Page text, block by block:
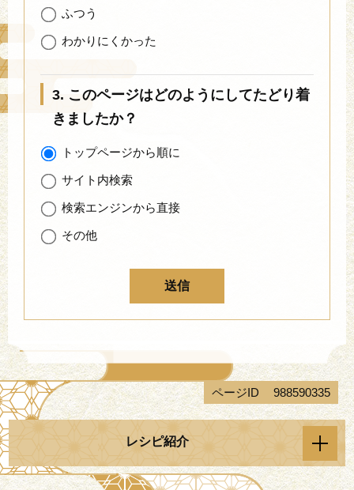
ふつう
わかりにくかった
3. このページはどのようにしてたどり着
きましたか？
トップページから順に
サイト内検索
検索エンジンから直接
その他
ページID 988590335
レシピ紹介